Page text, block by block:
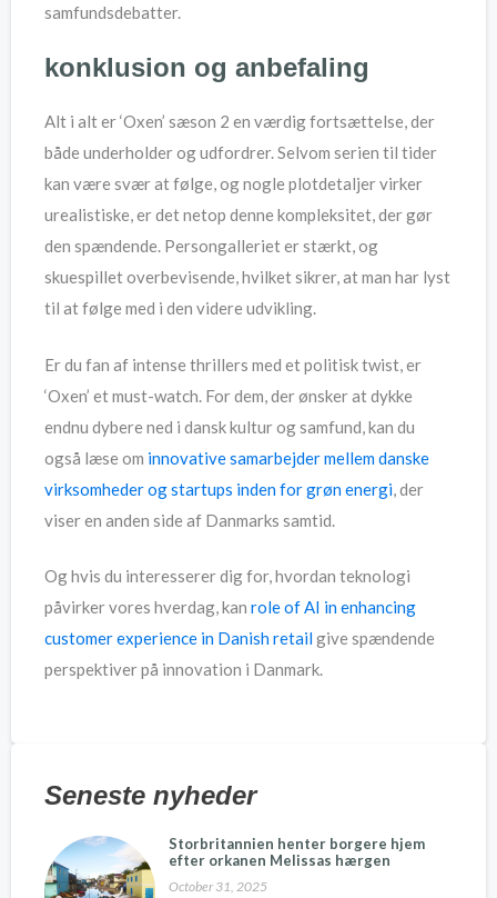
samfundsdebatter.
konklusion og anbefaling
Alt i alt er ‘Oxen’ sæson 2 en værdig fortsættelse, der
både underholder og udfordrer. Selvom serien til tider
kan være svær at følge, og nogle plotdetaljer virker
urealistiske, er det netop denne kompleksitet, der gør
den spændende. Persongalleriet er stærkt, og
skuespillet overbevisende, hvilket sikrer, at man har lyst
til at følge med i den videre udvikling.
Er du fan af intense thrillers med et politisk twist, er
‘Oxen’ et must-watch. For dem, der ønsker at dykke
endnu dybere ned i dansk kultur og samfund, kan du
også læse om innovative samarbejder mellem danske
virksomheder og startups inden for grøn energi, der
viser en anden side af Danmarks samtid.
Og hvis du interesserer dig for, hvordan teknologi
påvirker vores hverdag, kan role of AI in enhancing
customer experience in Danish retailgive spændende
perspektiver på innovation i Danmark.
Seneste nyheder
Storbritannien henter borgere hjem
efter orkanen Melissas hærgen
October 31, 2025